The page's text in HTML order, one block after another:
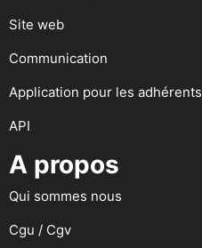
Site web
Communication
Application pour les adhérents
API
A propos
Qui sommes nous
Cgu / Cgv